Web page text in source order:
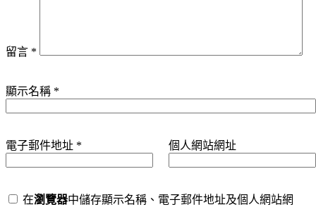
留言 *
顯示名稱 *
電子郵件地址 * 個人網站網址
在瀏覽器中儲存顯示名稱、電子郵件地址及個人網站網